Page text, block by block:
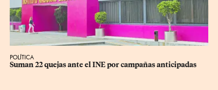
POLÍTICA
Suman 22 quejas ante el INE por campañas anticipadas